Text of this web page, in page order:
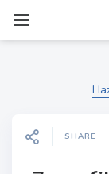
SHARE